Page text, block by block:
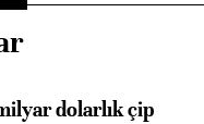
dolarlık çip